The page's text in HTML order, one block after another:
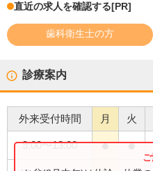
直近の求人を確認する[PR]
歯科衛生士の方
診療案内
外来受付時間 月 火
9:00〜13:00 ● ●